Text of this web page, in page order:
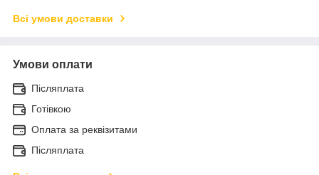
Всі умови доставки
Умови оплати
Післяплата
Готівкою
Оплата за реквізитами
Післяплата